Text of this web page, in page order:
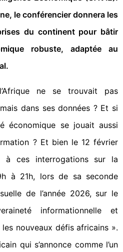
le conférencier donnera les
du continent pour bâtir
robuste, adaptée au
ne se trouvait pas
dans ses données ? Et si
économique se jouait aussi
? Et bien le 12 février
à ces interrogations sur la
à 21h, lors de sa seconde
de l’année 2026, sur le
informationnelle et
nouveaux défis africains ».
qui s’annonce comme l’un